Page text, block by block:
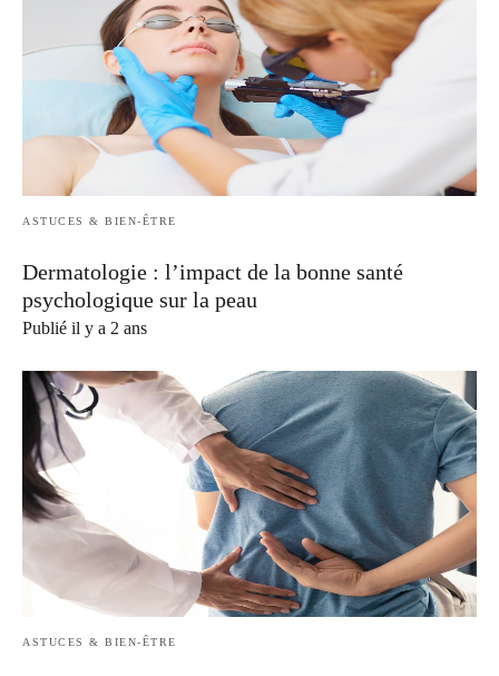
ASTUCES & BIEN-ÊTRE
Dermatologie : l’impact de la bonne santé
psychologique sur la peau
Publié il y a 2 ans
ASTUCES & BIEN-ÊTRE